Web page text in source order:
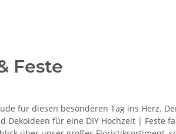
Feste
für diesen besonderen Tag ins Herz.
Dekoideen für eine DIY Hochzeit | Feste